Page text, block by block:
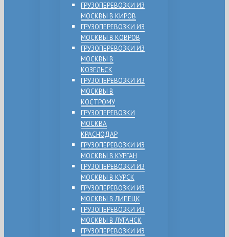
ГРУЗОПЕРЕВОЗКИ ИЗ
МОСКВЫ В КИРОВ
ГРУЗОПЕРЕВОЗКИ ИЗ
МОСКВЫ В КОВРОВ
ГРУЗОПЕРЕВОЗКИ ИЗ
МОСКВЫ В
КОЗЕЛЬСК
ГРУЗОПЕРЕВОЗКИ ИЗ
МОСКВЫ В
КОСТРОМУ
ГРУЗОПЕРЕВОЗКИ
МОСКВА
КРАСНОДАР
ГРУЗОПЕРЕВОЗКИ ИЗ
МОСКВЫ В КУРГАН
ГРУЗОПЕРЕВОЗКИ ИЗ
МОСКВЫ В КУРСК
ГРУЗОПЕРЕВОЗКИ ИЗ
МОСКВЫ В ЛИПЕЦК
ГРУЗОПЕРЕВОЗКИ ИЗ
МОСКВЫ В ЛУГАНСК
ГРУЗОПЕРЕВОЗКИ ИЗ